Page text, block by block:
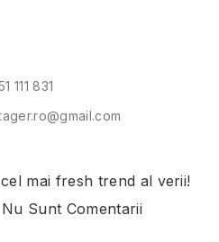
111 831
mai fresh trend al verii!
Nu Sunt Comentarii